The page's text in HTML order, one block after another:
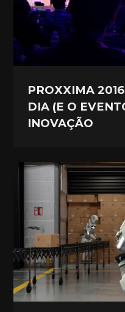
PROXXIMA
DIA (E O
INOVAÇÃO